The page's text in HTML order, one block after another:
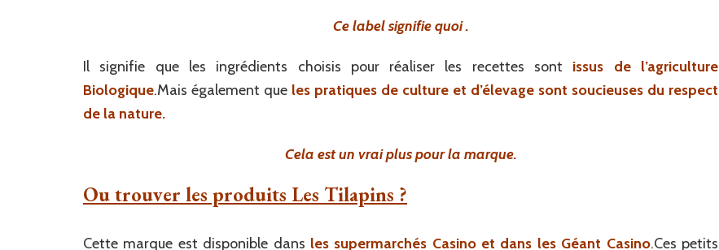
Ce label signifie quoi .
Il signifie que les ingrédients choisis pour réaliser les recettes sont issus de l’agriculture
Biologique.Mais également que les pratiques de culture et d’élevage sont soucieuses du respect
de la nature.
Cela est un vrai plus pour la marque.
Ou trouver les produits Les Tilapins ?
Cette marque est disponible dans les supermarchés Casino et dans les Géant Casino.Ces petits